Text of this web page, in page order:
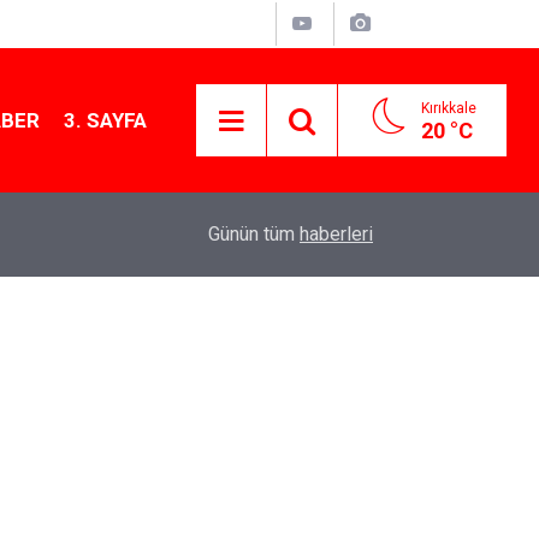
3. SAYFA Kırıkkale
20 °C
Kırıkkale Çalılıöz Mahallesi'nde altyapı
Günün tüm haberleri